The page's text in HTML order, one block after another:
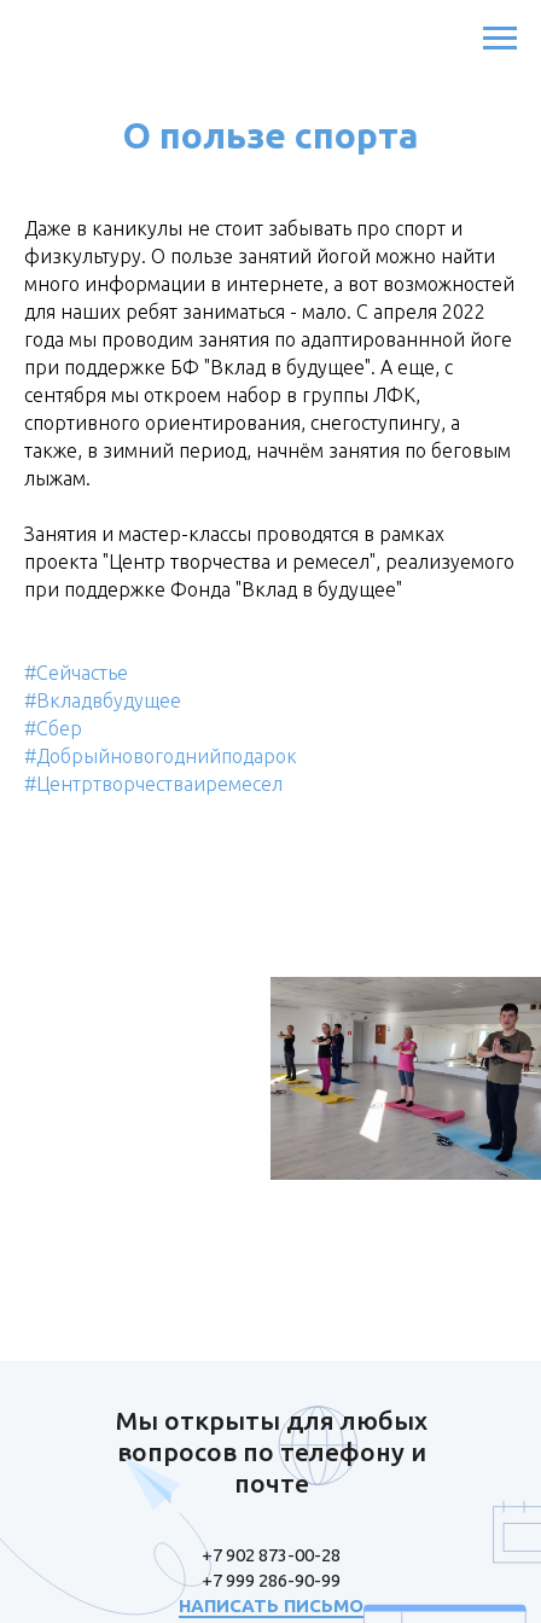
О пользе спорта
Даже в каникулы не стоит забывать про спорт и
физкультуру. О пользе занятий йогой можно найти
много информации в интернете, а вот возможностей
для наших ребят заниматься - мало. С апреля 2022
года мы проводим занятия по адаптированнной йоге
при поддержке БФ "Вклад в будущее". А еще, с
сентября мы откроем набор в группы ЛФК,
спортивного ориентирования, снегоступингу, а
также, в зимний период, начнём занятия по беговым
лыжам.
Занятия и мастер-классы проводятся в рамках
проекта "Центр творчества и ремесел", реализуемого
при поддержке Фонда "Вклад в будущее"
#Сейчастье
#Вкладвбудущее
#Сбер
#Добрыйновогоднийподарок
#Центртворчестваиремесел
Мы открыты для любых
вопросов по телефону и
почте
+7 902 873-00-28
+7 999 286-90-99
НАПИСАТЬ ПИСЬМО